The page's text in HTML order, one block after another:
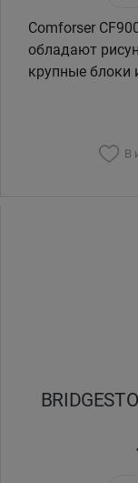
Comforser
обладают
крупные блоки
В